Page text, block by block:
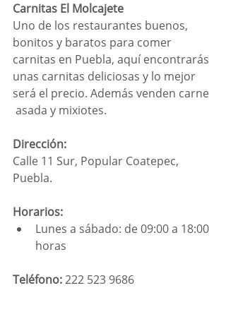
Carnitas El Molcajete
Uno de los restaurantes buenos,
bonitos y baratos para comer
carnitas en Puebla, aquí encontrarás
unas carnitas deliciosas y lo mejor
será el precio. Además venden carne
asada y mixiotes.
Dirección:
Calle 11 Sur, Popular Coatepec,
Puebla.
Horarios:
Lunes a sábado: de 09:00 a 18:00
horas
Teléfono: 222 523 9686